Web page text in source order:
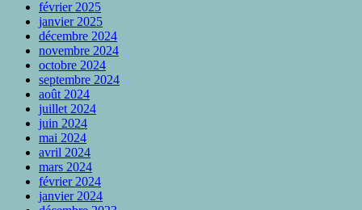
février 2025
janvier 2025
décembre 2024
novembre 2024
octobre 2024
septembre 2024
août 2024
juillet 2024
juin 2024
mai 2024
avril 2024
mars 2024
février 2024
janvier 2024